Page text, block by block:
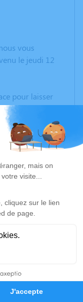
Hommages
vous
le jeudi 12
pour laisser
souvenirs, une
des
un lieu
d’Alain BRU.
est
hommage